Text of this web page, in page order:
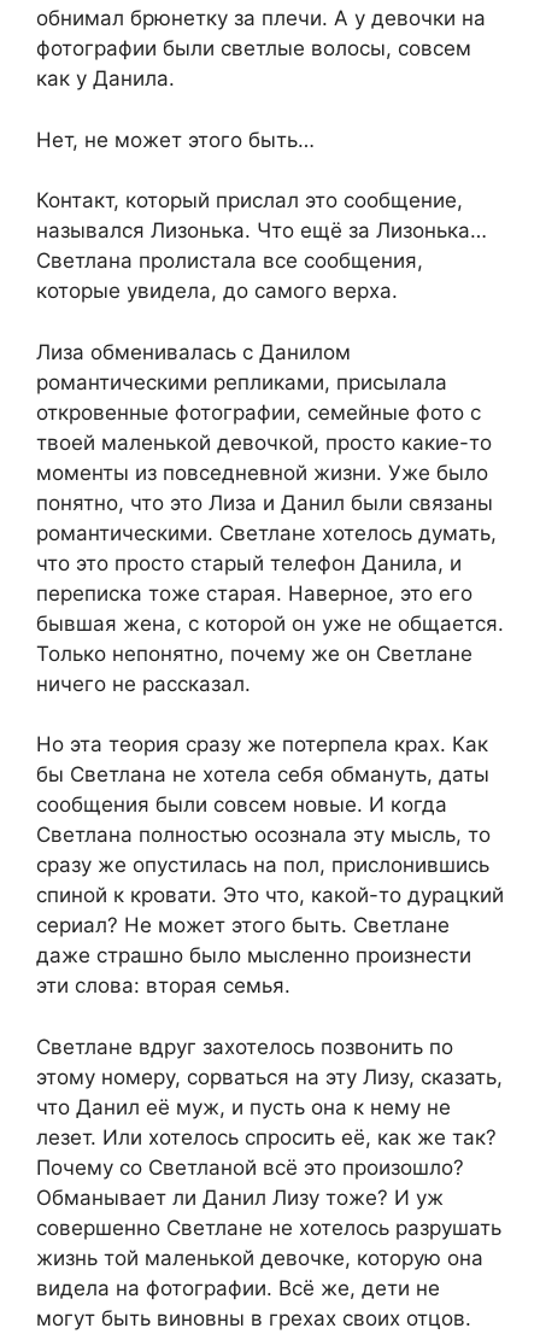
обнимал брюнетку за плечи. А у девочки на
фотографии были светлые волосы, совсем
как у Данила.
Нет, не может этого быть…
Контакт, который прислал это сообщение,
назывался Лизонька. Что ещё за Лизонька…
Светлана пролистала все сообщения,
которые увидела, до самого верха.
Лиза обменивалась с Данилом
романтическими репликами, присылала
откровенные фотографии, семейные фото с
твоей маленькой девочкой, просто какие-то
моменты из повседневной жизни. Уже было
понятно, что это Лиза и Данил были связаны
романтическими. Светлане хотелось думать,
что это просто старый телефон Данила, и
переписка тоже старая. Наверное, это его
бывшая жена, с которой он уже не общается.
Только непонятно, почему же он Светлане
ничего не рассказал.
Но эта теория сразу же потерпела крах. Как
бы Светлана не хотела себя обмануть, даты
сообщения были совсем новые. И когда
Светлана полностью осознала эту мысль, то
сразу же опустилась на пол, прислонившись
спиной к кровати. Это что, какой-то дурацкий
сериал? Не может этого быть. Светлане
даже страшно было мысленно произнести
эти слова: вторая семья.
Светлане вдруг захотелось позвонить по
этому номеру, сорваться на эту Лизу, сказать,
что Данил её муж, и пусть она к нему не
лезет. Или хотелось спросить её, как же так?
Почему со Светланой всё это произошло?
Обманывает ли Данил Лизу тоже? И уж
совершенно Светлане не хотелось разрушать
жизнь той маленькой девочке, которую она
видела на фотографии. Всё же, дети не
могут быть виновны в грехах своих отцов.